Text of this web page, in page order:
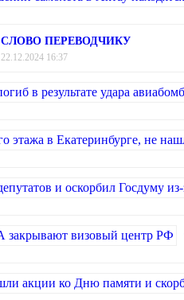
СЛОВО ПЕРЕВОДЧИКУ
22.12.2024 16:37